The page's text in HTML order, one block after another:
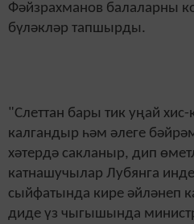
Фәйзрахманов балаларны
бүләкләр тапшырды.
"Слеттан бары тик уңай
калгандыр һәм әлеге
хәтердә сакланыр, дип
катнашучылар Лубянга инде
сыйфатында кире әйләнеп
диде үз чыгышында